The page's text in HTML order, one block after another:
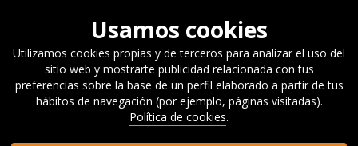
Investigación Publicaciones Informes
Cuadernos
Orkestra
La transición energética en Alemania (Energiewende)
Usamos cookies
Utilizamos cookies propias y de terceros para analizar el uso del
sitio web y mostrarte publicidad relacionada con tus
preferencias sobre la base de un perfil elaborado a partir de tus
hábitos de navegación (por ejemplo, páginas visitadas).
Política de cookies.